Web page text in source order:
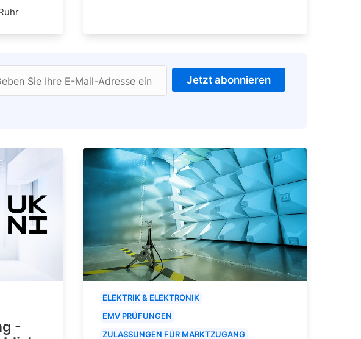
Sie Ihre E-Mail-Adresse ein Jetzt abonnieren
-
ELEKTRIK & ELEKTRONIK
EMV PRÜFUNGEN
ZULASSUNGEN FÜR MARKTZUGANG